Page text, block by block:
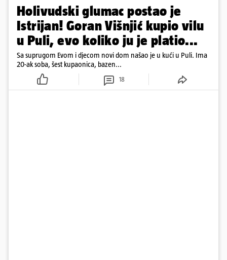
Holivudski glumac postao je
Istrijan! Goran Višnjić kupio vilu
u Puli, evo koliko ju je platio...
Sa suprugom Evom i djecom novi dom našao je u kući u Puli. Ima
20-ak soba, šest kupaonica, bazen...
18